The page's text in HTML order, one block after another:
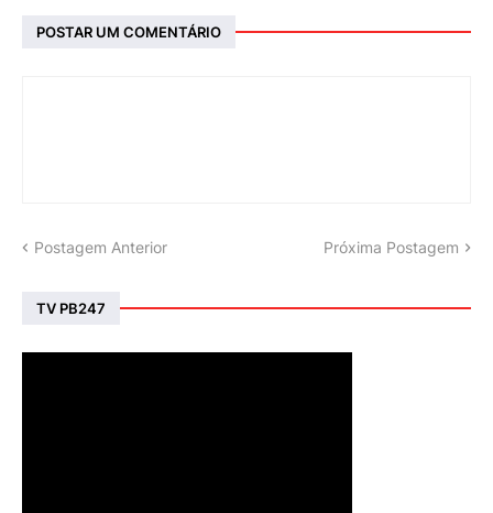
POSTAR UM COMENTÁRIO
Postagem Anterior Próxima Postagem
TV PB247